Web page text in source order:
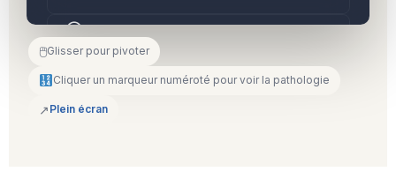
LCA · LCP
⑤ Tubérosité tibiale ant.
Osgood · SLJ · Quad.
🖱Glisser pour pivoter
Cliquer un marqueur numéroté pour voir la pathologie
↗ Plein écran